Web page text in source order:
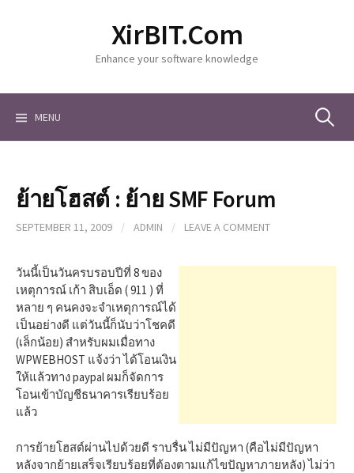
o
XirBIT.Com
Enhance your software knowledge
MENU S
o
ย้ายโฮสต์ : ย้าย SMF Forum
SEPTEMBER 11, 2009 / ADMIN / LEAVE A COMMENT
วันนี้เป็นวันครบรอบปีที่ 8 ของ
เหตุการณ์ เก้า สิบเอ็ด ( 911 ) ที่
หลาย ๆ คนคงจะจำเหตุการณ์ได้
เป็นอย่างดี แต่วันนี้ก็นับว่าโชคดี
(เล็กน้อย) สำหรับผมเมื่อทาง
WPWEBHOST แจ้งว่า ได้โอนเงิน
ให้แล้วทาง paypal ผมก็จัดการ
โอนเข้าบัญชีธนาคารเรียบร้อย
แล้ว
การย้ายโฮสต์ผ่านไปด้วยดี ราบรื่น ไม่มีปัญหา (คือไม่มีปัญหา
หลังจากย้ายเสร็จเรียบร้อยที่ต้องตามแก้ไขปัญหาภายหลัง) ไม่ว่า